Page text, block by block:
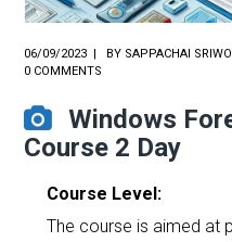
06/09/2023 BY SAPPACHAI
0 COMMENTS
Windows
Course 2 Day
Course Level:
The course is aimed at